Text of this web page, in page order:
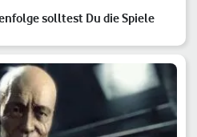
solltest Du die Spiele